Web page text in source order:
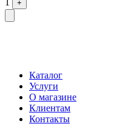
1 +
Каталог
Услуги
О магазине
Клиентам
Контакты